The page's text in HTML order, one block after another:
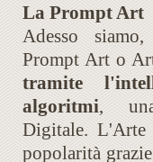
La Prompt Art
Adesso
Prompt Art o
tramite
algoritmi,
Digitale. L'Arte
popolarità